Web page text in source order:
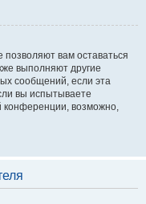
вам оставаться
выполняют другие
сообщений, если эта
вы испытываете
конференции, возможно,